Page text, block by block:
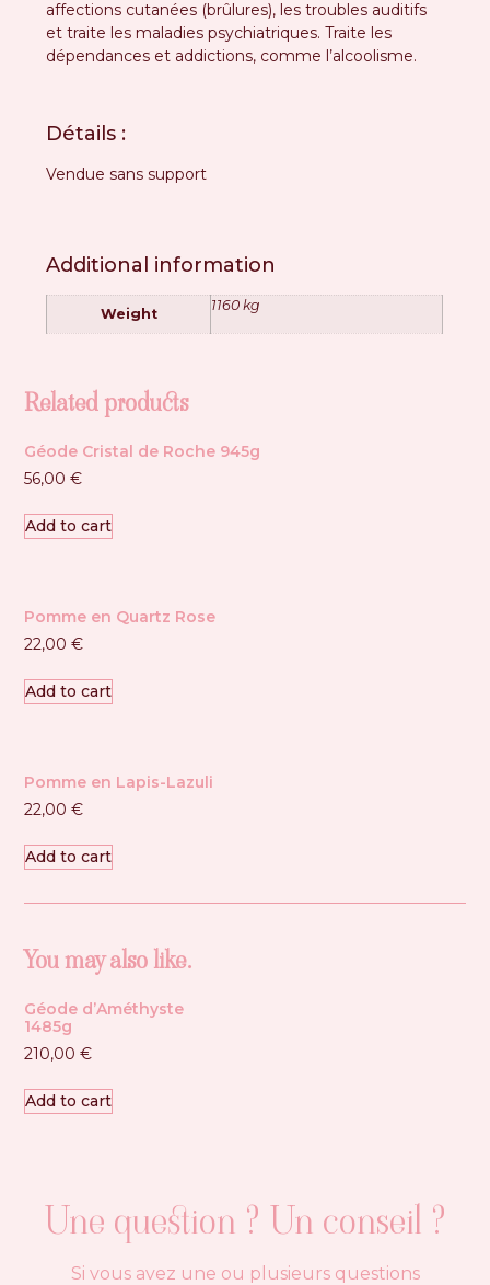
affections cutanées (brûlures), les troubles auditifs
et traite les maladies psychiatriques. Traite les
dépendances et addictions, comme l’alcoolisme.
Détails :
Vendue sans support
Additional information
Weight
1160 kg
Related products
Géode Cristal de Roche 945g
56,00€
Add to cart
Pomme en Quartz Rose
22,00€
Add to cart
Pomme en Lapis-Lazuli
22,00€
Add to cart
You may also like…
Géode d’Améthyste
1485g
210,00€
Add to cart
Une question ? Un conseil ?
Si vous avez une ou plusieurs questions